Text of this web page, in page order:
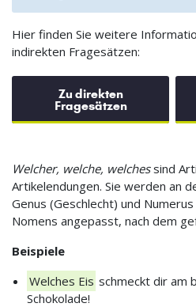
Hier finden Sie weitere
indirekten Fragesätzen:
Zu direkten
Fragesätzen
Welcher, welche, welchessind
Artikelendungen. Sie werden an
Genus (Geschlecht) und
Nomens angepasst, nach dem
Beispiele
Welches Eis schmeckt dir am
Schokolade!